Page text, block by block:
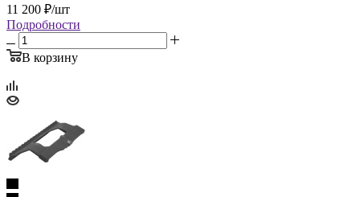
11 200 ₽/шт
Подробности
В корзину